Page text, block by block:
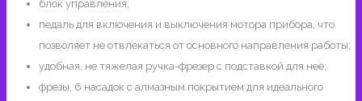
блок управления;
педаль для включения и выключения мотора прибора, что
позволяет не отвлекаться от основного направления работы;
удобная, не тяжелая ручка-фрезер с подставкой для неё;
фрезы, 6 насадок с алмазным покрытием для идеального